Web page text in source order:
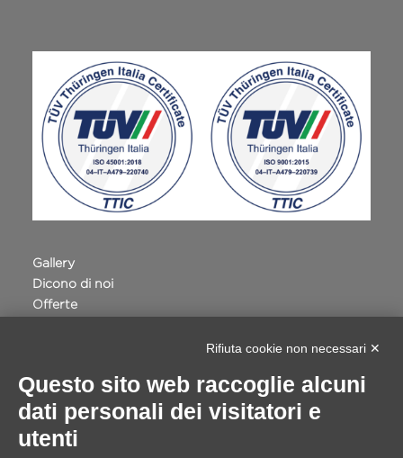
Gallery
Dicono di noi
Offerte
Progetto Safe Routes Regione Veneto
VILLA QUARANTA - INTERVENTI DIGITALI
Whistleblowing
Cookie Setting
Rifiuta cookie non necessari ✕
Questo sito web raccoglie alcuni
dati personali dei visitatori e
utenti